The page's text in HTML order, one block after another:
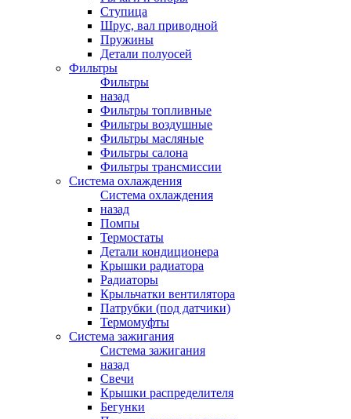
Ступица
Шрус, вал приводной
Пружины
Детали полуосей
Фильтры
Фильтры
назад
Фильтры топливные
Фильтры воздушные
Фильтры масляные
Фильтры салона
Фильтры трансмиссии
Система охлаждения
Система охлаждения
назад
Помпы
Термостаты
Детали кондиционера
Крышки радиатора
Радиаторы
Крыльчатки вентилятора
Патрубки (под датчики)
Термомуфты
Система зажигания
Система зажигания
назад
Свечи
Крышки распределителя
Бегунки